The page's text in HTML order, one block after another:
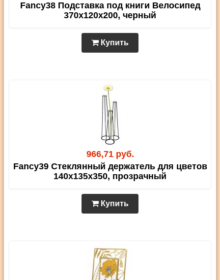
Fancy38 Подставка под книги Велосипед
370х120х200, черный
Купить
966,71 руб.
Fancy39 Стеклянный держатель для цветов
140х135х350, прозрачный
Купить